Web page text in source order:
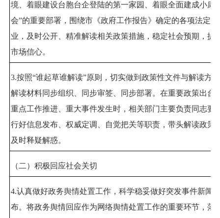
境、着眼建设台胞台企登陆的第一家园、着眼全面建成小康
会”的重要部署，围绕市《政府工作报告》确定的各项法定作
业，及时公开、精准解读相关政策措施，稳定社会预期，提
市场信心。
3.按照“谁起草谁解读”原则，切实做到政策性文件与解读方
解读材料同步组织、同步审签、同步部署。在重要政策出台
重点工作推进、重大事件发生时，相关部门主要负责同志要
行好信息发布、权威定调、自觉把关等职责，带头解读政策
及时释疑解惑。
（二）积极回应社会关切
4.认真做好政务舆情处置工作，科学稳妥做好突发事件新闻
布。将政务舆情回应作为网络舆情处置工作的重要环节，落